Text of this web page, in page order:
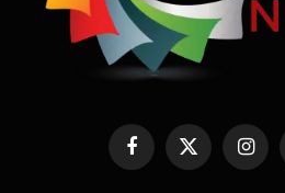
Facebook
X
(Twitter)